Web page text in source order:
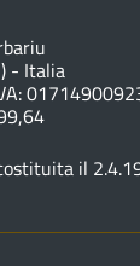
- Italia
il